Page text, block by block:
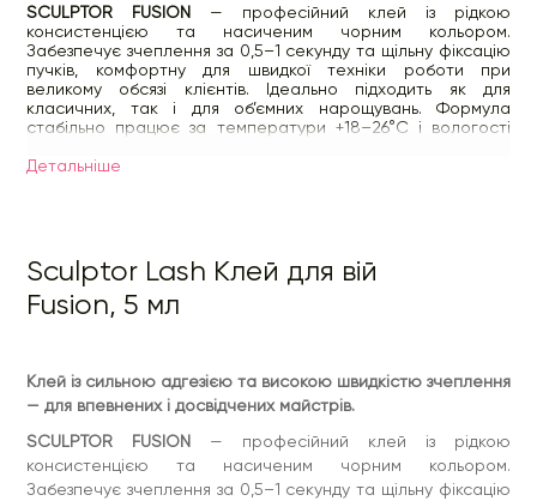
SCULPTOR FUSION — професійний клей із рідкою
консистенцією та насиченим чорним кольором.
Забезпечує зчеплення за 0,5–1 секунду та щільну фіксацію
пучків, комфортну для швидкої техніки роботи при
великому обсязі клієнтів. Ідеально підходить як для
класичних, так і для об’ємних нарощувань. Формула
стабільно працює за температури +18–26°C і вологості
Використання:
Детальнiше
Sculptor Lash Клей для вій
Fusion, 5 мл
Клей із сильною адгезією та високою швидкістю зчеплення
— для впевнених і досвідчених майстрів.
SCULPTOR FUSION — професійний клей із рідкою
консистенцією та насиченим чорним кольором.
Забезпечує зчеплення за 0,5–1 секунду та щільну фіксацію